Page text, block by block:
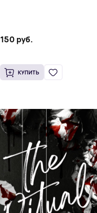
150 руб.
КУПИТЬ